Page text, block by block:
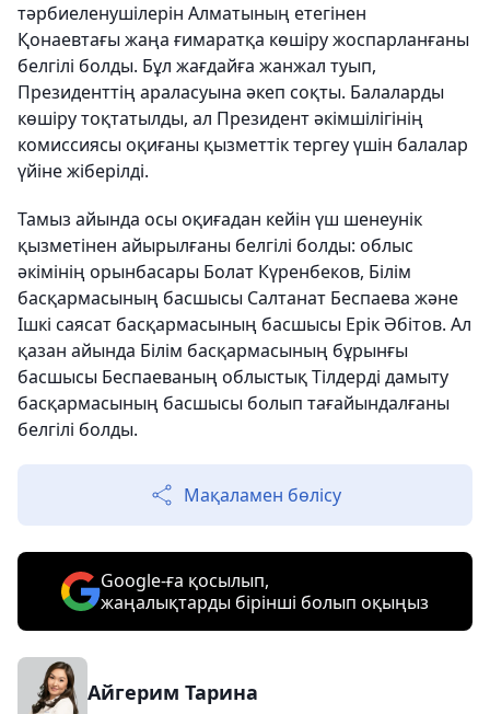
тәрбиеленушілерін Алматының етегінен
Қонаевтағы жаңа ғимаратқа көшіру жоспарланғаны
белгілі болды. Бұл жағдайға жанжал туып,
Президенттің араласуына әкеп соқты. Балаларды
көшіру тоқтатылды, ал Президент әкімшілігінің
комиссиясы оқиғаны қызметтік тергеу үшін балалар
үйіне жіберілді.
Тамыз айында осы оқиғадан кейін үш шенеунік
қызметінен айырылғаны белгілі болды: облыс
әкімінің орынбасары Болат Күренбеков, Білім
басқармасының басшысы Салтанат Беспаева және
Ішкі саясат басқармасының басшысы Ерік Әбітов. Ал
қазан айында Білім басқармасының бұрынғы
басшысы Беспаеваның облыстық Тілдерді дамыту
басқармасының басшысы болып тағайындалғаны
белгілі болды.
Мақаламен бөлісу
Google-ға қосылып,
жаңалықтарды бірінші болып оқыңыз
Айгерим Тарина